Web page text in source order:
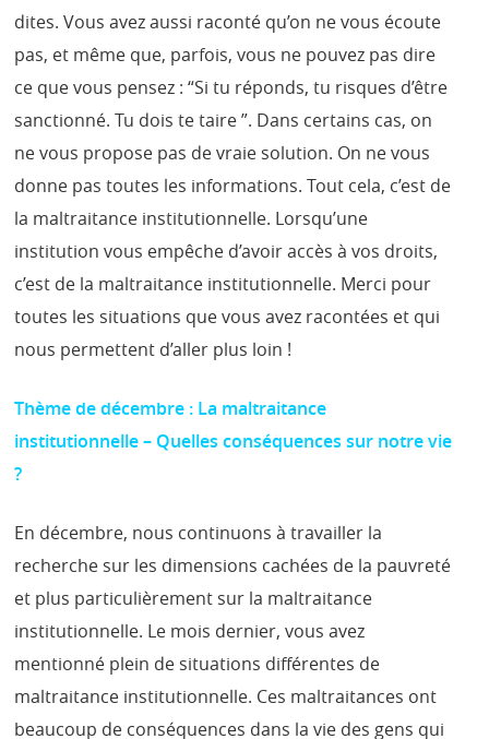
dites. Vous avez aussi raconté qu’on ne vous écoute
pas, et même que, parfois, vous ne pouvez pas dire
ce que vous pensez : “Si tu réponds, tu risques d’être
sanctionné. Tu dois te taire ”. Dans certains cas, on
ne vous propose pas de vraie solution. On ne vous
donne pas toutes les informations. Tout cela, c’est de
la maltraitance institutionnelle. Lorsqu’une
institution vous empêche d’avoir accès à vos droits,
c’est de la maltraitance institutionnelle. Merci pour
toutes les situations que vous avez racontées et qui
nous permettent d’aller plus loin !
Thème de décembre : La maltraitance
institutionnelle – Quelles conséquences sur notre vie
?
En décembre, nous continuons à travailler la
recherche sur les dimensions cachées de la pauvreté
et plus particulièrement sur la maltraitance
institutionnelle. Le mois dernier, vous avez
mentionné plein de situations différentes de
maltraitance institutionnelle. Ces maltraitances ont
beaucoup de conséquences dans la vie des gens qui